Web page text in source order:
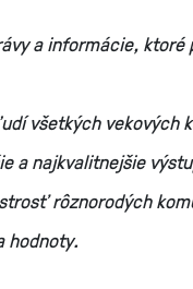
a informácie,
všetkých vekových
a najkvalitnejšie
rôznorodých
hodnoty.